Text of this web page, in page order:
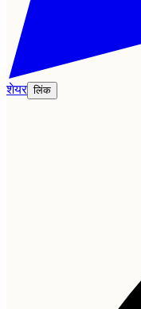
शेयर लिंक